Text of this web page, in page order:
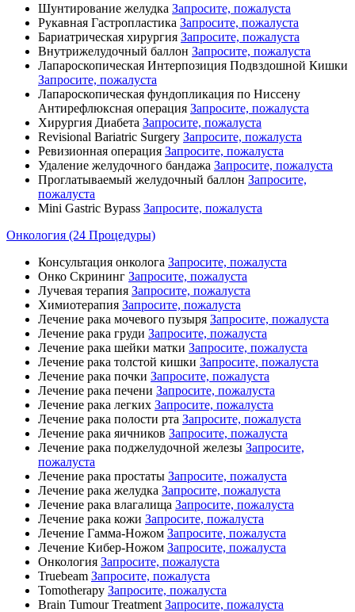
Шунтирование желудка Запросите, пожалуста
Рукавная Гастропластика Запросите, пожалуста
Бариатрическая хирургия Запросите, пожалуста
Внутрижелудочный баллон Запросите, пожалуста
Лапароскопическая Интерпозиция Подвздошной Кишки
Запросите, пожалуста
Лапароскопическая фундопликация по Ниссену
Антирефлюксная операция Запросите, пожалуста
Хирургия Диабета Запросите, пожалуста
Revisional Bariatric Surgery Запросите, пожалуста
Ревизионная операция Запросите, пожалуста
Удаление желудочного бандажа Запросите, пожалуста
Проглатываемый желудочный баллон Запросите,
пожалуста
Mini Gastric Bypass Запросите, пожалуста
Онкология (24 Процедуры)
Консультация онколога Запросите, пожалуста
Онко Скрининг Запросите, пожалуста
Лучевая терапия Запросите, пожалуста
Химиотерапия Запросите, пожалуста
Лечение рака мочевого пузыря Запросите, пожалуста
Лечение рака груди Запросите, пожалуста
Лечение рака шейки матки Запросите, пожалуста
Лечение рака толстой кишки Запросите, пожалуста
Лечение рака почки Запросите, пожалуста
Лечение рака печени Запросите, пожалуста
Лечение рака легких Запросите, пожалуста
Лечение рака полости рта Запросите, пожалуста
Лечение рака яичников Запросите, пожалуста
Лечение рака поджелудочной железы Запросите,
пожалуста
Лечение рака простаты Запросите, пожалуста
Лечение рака желудка Запросите, пожалуста
Лечение рака влагалища Запросите, пожалуста
Лечение рака кожи Запросите, пожалуста
Лечение Гамма-Ножом Запросите, пожалуста
Лечение Кибер-Ножом Запросите, пожалуста
Онкология Запросите, пожалуста
Truebeam Запросите, пожалуста
Tomotherapy Запросите, пожалуста
Brain Tumour Treatment Запросите, пожалуста